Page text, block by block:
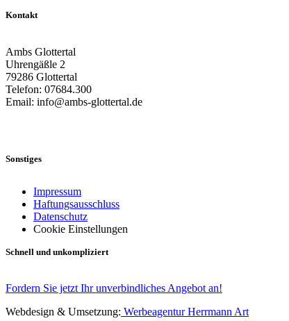
Kontakt
Ambs Glottertal
Uhrengäßle 2
79286 Glottertal
Telefon: 07684.300
Email: info@ambs-glottertal.de
Sonstiges
Impressum
Haftungsausschluss
Datenschutz
Cookie Einstellungen
Schnell und unkompliziert
Fordern Sie jetzt Ihr unverbindliches Angebot an!
Webdesign & Umsetzung: Werbeagentur Herrmann Art